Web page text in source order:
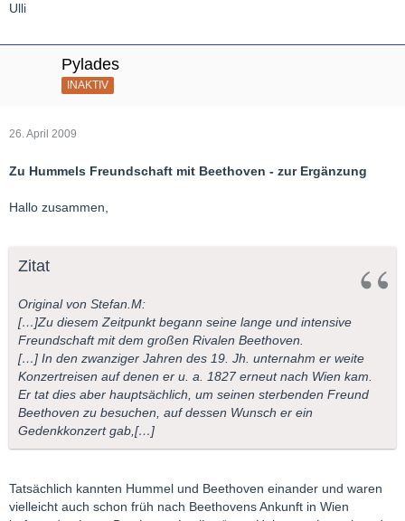
Ulli
Pylades
INAKTIV
26. April 2009
Zu Hummels Freundschaft mit Beethoven - zur Ergänzung
Hallo zusammen,
Zitat
Original von Stefan.M:
[…]Zu diesem Zeitpunkt begann seine lange und intensive
Freundschaft mit dem großen Rivalen Beethoven.
[…] In den zwanziger Jahren des 19. Jh. unternahm er weite
Konzertreisen auf denen er u. a. 1827 erneut nach Wien kam.
Er tat dies aber hauptsächlich, um seinen sterbenden Freund
Beethoven zu besuchen, auf dessen Wunsch er ein
Gedenkkonzert gab,[…]
Tatsächlich kannten Hummel und Beethoven einander und waren
vielleicht auch schon früh nach Beethovens Ankunft in Wien